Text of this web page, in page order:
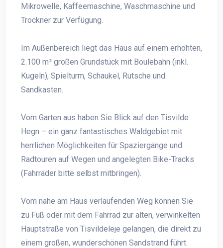
Mikrowelle, Kaffeemaschine, Waschmaschine und
Trockner zur Verfügung.
Im Außenbereich liegt das Haus auf einem erhöhten,
2.100 m² großen Grundstück mit Boulebahn (inkl.
Kugeln), Spielturm, Schaukel, Rutsche und
Sandkasten.
Vom Garten aus haben Sie Blick auf den Tisvilde
Hegn – ein ganz fantastisches Waldgebiet mit
herrlichen Möglichkeiten für Spaziergänge und
Radtouren auf Wegen und angelegten Bike-Tracks
(Fahrräder bitte selbst mitbringen).
Vom nahe am Haus verlaufenden Weg können Sie
zu Fuß oder mit dem Fahrrad zur alten, verwinkelten
Hauptstraße von Tisvildeleje gelangen, die direkt zu
einem großen, wunderschönen Sandstrand führt.